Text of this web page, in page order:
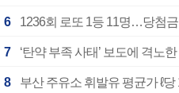
6 1236회 로또 1등 11명…당첨금
7
8 부산 주유소 휘발유 평균가 ℓ